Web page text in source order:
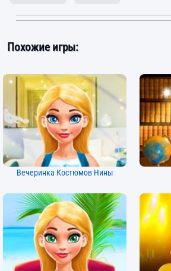
Похожие игры:
Вечеринка Костюмов Нины